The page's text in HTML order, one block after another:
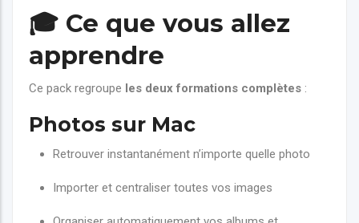
🎓 Ce que vous allez
apprendre
Ce pack regroupe les deux formations complètes :
Photos sur Mac
Retrouver instantanément n’importe quelle photo
Importer et centraliser toutes vos images